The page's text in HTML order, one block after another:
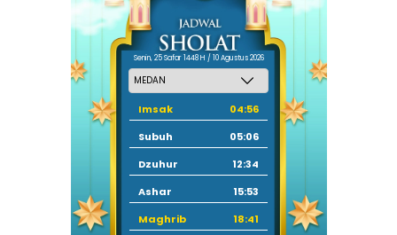
Senin, 25 Safar 1448 H / 10 Agustus 2026
Imsak
04:56
Subuh
05:06
Dzuhur
12:34
Ashar
15:53
Maghrib
18:41